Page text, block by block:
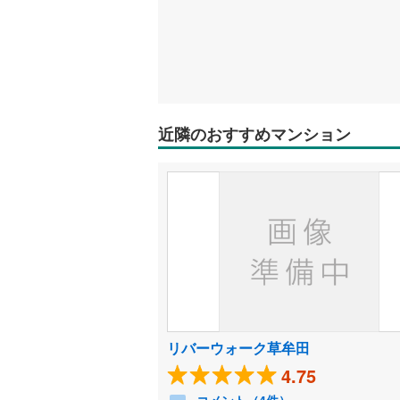
近隣のおすすめマンション
リバーウォーク草牟田
4.75